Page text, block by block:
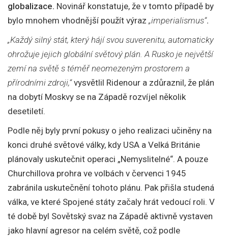
globalizace. Novinář konstatuje, že v tomto případě by
bylo mnohem vhodnější použít výraz „imperialismus“.
„Každý silný stát, který hájí svou suverenitu, automaticky
ohrožuje jejich globální světový plán. A Rusko je největší
zemí na světě s téměř neomezeným prostorem a
přírodními zdroji,“vysvětlil Ridenour a zdůraznil, že plán
na dobytí Moskvy se na Západě rozvíjel několik
desetiletí.
Podle něj byly první pokusy o jeho realizaci učiněny na
konci druhé světové války, kdy USA a Velká Británie
plánovaly uskutečnit operaci „Nemyslitelné“. A pouze
Churchillova prohra ve volbách v červenci 1945
zabránila uskutečnění tohoto plánu. Pak přišla studená
válka, ve které Spojené státy začaly hrát vedoucí roli. V
té době byl Sovětský svaz na Západě aktivně vystaven
jako hlavní agresor na celém světě, což podle